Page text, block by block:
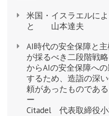
米国・イスラエルに
と 山本達夫
AI時代の安全保障と
が採るべき二段階戦
からAIの安全保障へ
するため、造詣の深
頼があったものである
ー 佐藤達
Citadel 代表取締役